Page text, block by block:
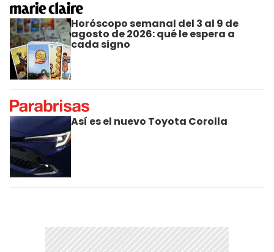
Horóscopo semanal del 3 al 9 de
agosto de 2026: qué le espera a
cada signo
Así es el nuevo Toyota Corolla